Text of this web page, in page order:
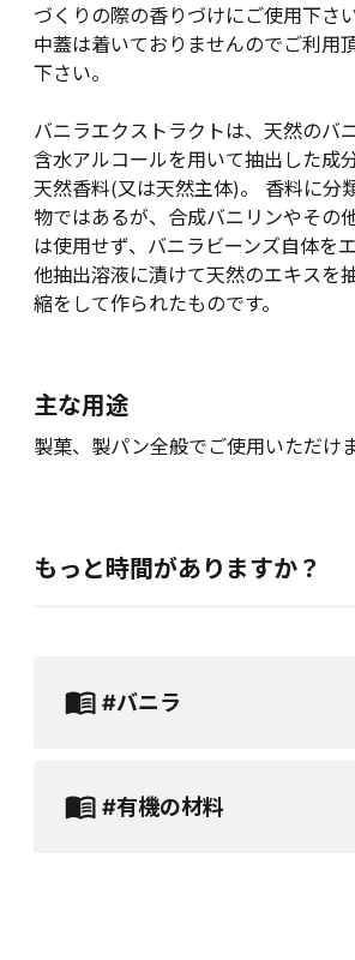
づくりの際の香りづけにご使用下さい
中蓋は着いておりませんのでご利用
下さい。
バニラエクストラクトは、天然のバ
含水アルコールを用いて抽出した成
天然香料(又は天然主体)。 香料に分
物ではあるが、合成バニリンやその
は使用せず、バニラビーンズ自体を
他抽出溶液に漬けて天然のエキスを
縮をして作られたものです。
主な用途
製菓、製パン全般でご使用いただけま
もっと時間がありますか？
#バニラ
#有機の材料